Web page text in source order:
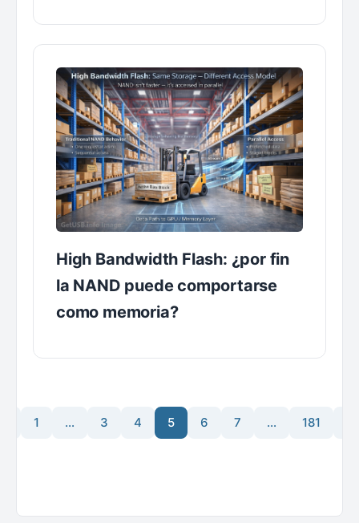
High Bandwidth Flash: ¿por fin
la NAND puede comportarse
como memoria?
1 … 3 4 5 6 7 … 181